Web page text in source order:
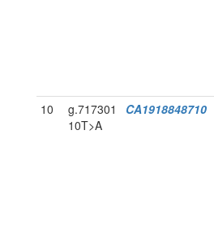
10
g.717301
10T>A
CA1918848710